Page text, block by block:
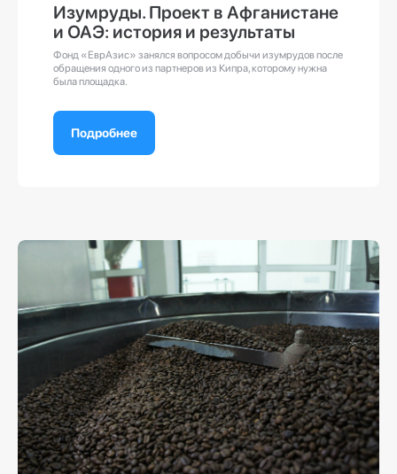
Изумруды. Проект в Афганистане
и ОАЭ: история и результаты
Фонд «ЕврАзис» занялся вопросом добычи изумрудов после
обращения одного из партнеров из Кипра, которому нужна
была площадка.
Подробнее